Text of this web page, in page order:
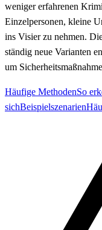
weniger erfahrenen
Einzelpersonen, kleine
ins Visier zu nehmen.
ständig neue Varianten
um
Häufige MethodenSo
sichBeispielszenarien